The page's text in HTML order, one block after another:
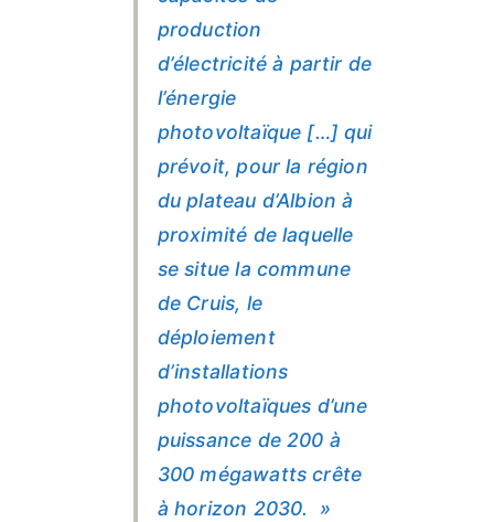
production
d’électricité à partir de
l’énergie
photovoltaïque […] qui
prévoit, pour la région
du plateau d’Albion à
proximité de laquelle
se situe la commune
de Cruis, le
déploiement
d’installations
photovoltaïques d’une
puissance de 200 à
300 mégawatts crête
à horizon 2030. »